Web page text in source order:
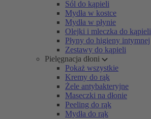
Sól do kąpieli
Mydła w kostce
Mydła w płynie
Olejki i mleczka do kąpieli
Płyny do higieny intymnej
Zestawy do kąpieli
Pielęgnacja dłoni
Pokaż wszystkie
Kremy do rąk
Żele antybakteryjne
Maseczki na dłonie
Peeling do rąk
Mydła do rąk